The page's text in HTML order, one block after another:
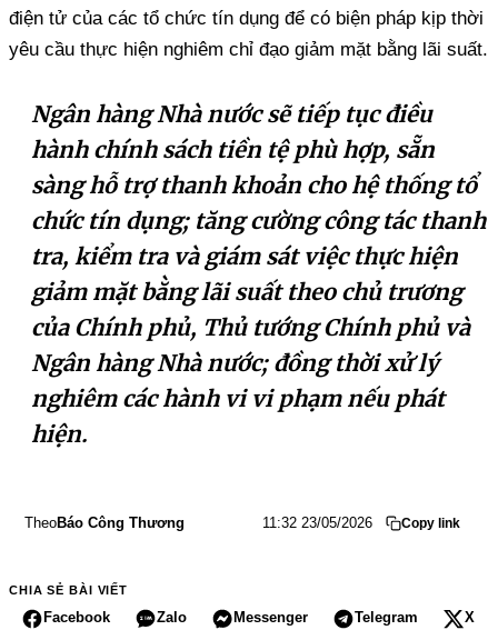
điện tử của các tổ chức tín dụng để có biện pháp kịp thời
yêu cầu thực hiện nghiêm chỉ đạo giảm mặt bằng lãi suất.
Ngân hàng Nhà nước sẽ tiếp tục điều
hành chính sách tiền tệ phù hợp, sẵn
sàng hỗ trợ thanh khoản cho hệ thống tổ
chức tín dụng; tăng cường công tác thanh
tra, kiểm tra và giám sát việc thực hiện
giảm mặt bằng lãi suất theo chủ trương
của Chính phủ, Thủ tướng Chính phủ và
Ngân hàng Nhà nước; đồng thời xử lý
nghiêm các hành vi vi phạm nếu phát
hiện.
TheoBáo Công Thương 11:32 23/05/2026 Copy link
CHIA SẺ BÀI VIẾT
Facebook Zalo Messenger Telegram X